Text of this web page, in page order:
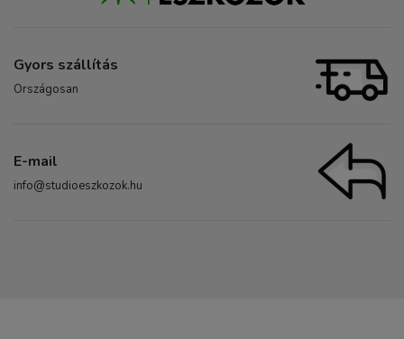
Gyors szállítás
Országosan
E-mail
info@studioeszkozok.hu